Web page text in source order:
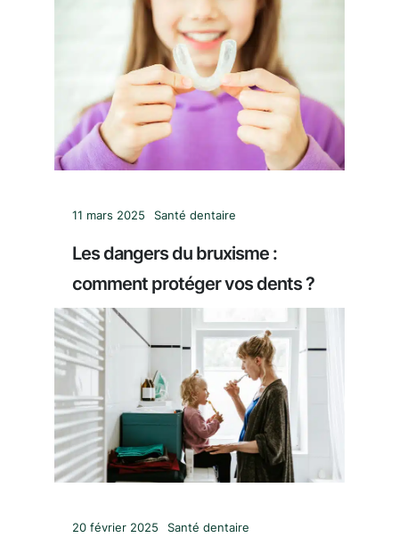
11 mars 2025 Santé dentaire
Les dangers du bruxisme :
comment protéger vos dents ?
20 février 2025 Santé dentaire